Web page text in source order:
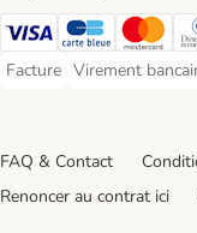
Visa Payment Method
carte bleueMaster
Facture
Facture Payment Method
Virement
Virement
FAQ & Contact
Renoncer au contrat ici